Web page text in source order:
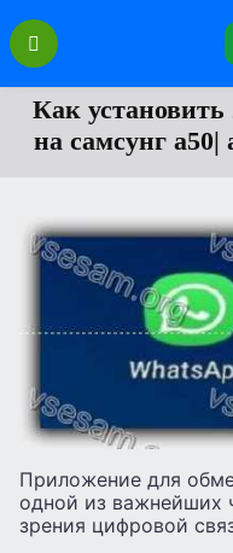
Перейти
содержанию
Как установить
на самсунг а50|
Приложение для
одной из важнейших
зрения цифровой